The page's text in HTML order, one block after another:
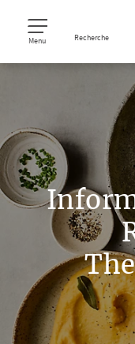
Menu Recherche